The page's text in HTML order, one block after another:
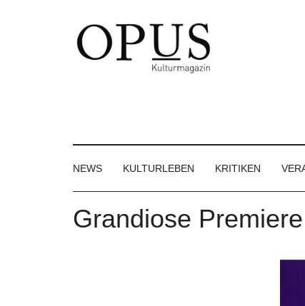
Großregion
NEWS KULTURLEBEN KRITIKEN
Grandiose Premiere